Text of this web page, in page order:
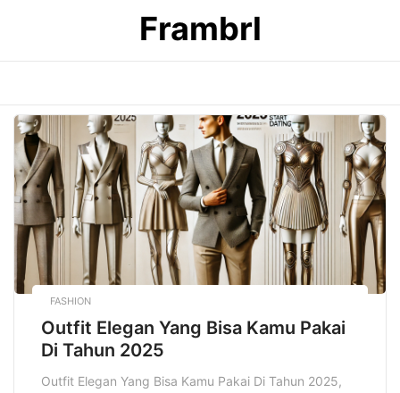
Frambrl
FASHION
Outfit Elegan Yang Bisa Kamu Pakai
Di Tahun 2025
Outfit Elegan Yang Bisa Kamu Pakai Di Tahun 2025,